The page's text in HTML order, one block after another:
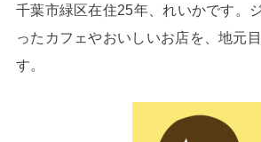
千葉市緑区在住25年、れいかです。
ったカフェやおいしいお店を、地元
す。